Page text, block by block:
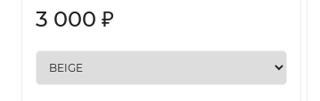
3 000 ₽